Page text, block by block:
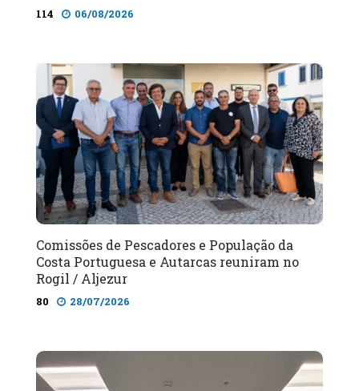
114 06/08/2026
Comissões de Pescadores e População da
Costa Portuguesa e Autarcas reuniram no
Rogil / Aljezur
80 28/07/2026